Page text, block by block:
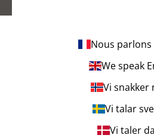
Nous parlons
We speak
Vi snakker
Vi talar
Vi taler